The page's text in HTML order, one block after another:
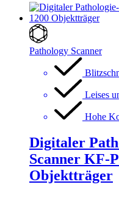
Pathology Scanner
Leises
Hohe
Digitaler
Scanner KF-
Objektträger